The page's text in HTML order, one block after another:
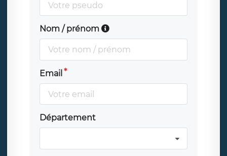
Nom / prénom
Email
Département